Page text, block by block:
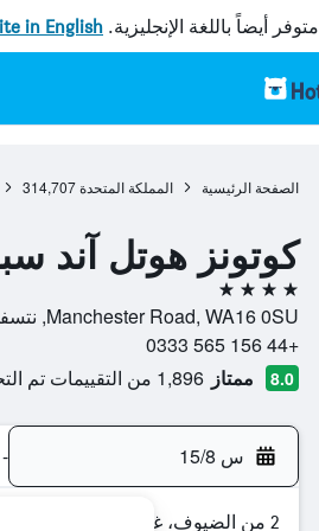
متوفر أيضاً باللغة الإنجليزية. in English
الصفحة الرئيسية المملكة المتحدة 314,707
كوتونز هوتل آند
4 نجوم
Manchester Road, WA16 0SU, نتسفورد, إنجلترا, المملكة المتحدة
+44 156 565 0333
8.0 ممتاز 1,896 من التقييمات تم التحقق منها
س 15/8 -
2 من الضيوف، غرفة واحدة